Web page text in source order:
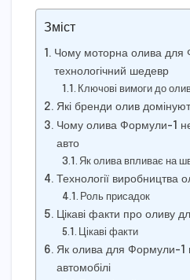
Зміст
Чому моторна олива для
технологічний шедевр
Ключові вимоги до
Які бренди олив
Чому олива Формули-1
авто
Як олива впливає на
Технології
Роль присадок
Цікаві факти про оливу
Цікаві факти
Як олива для Формули-1
автомобілі